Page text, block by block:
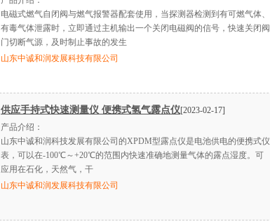
电磁式燃气自闭阀与燃气报警器配套使用，当探测器检测到有可燃气体、
有毒气体泄露时，立即通过主机输出一个关闭电磁阀的信号，快速关闭阀
门切断气源，及时制止事故的发生
山东中诚和润发展科技有限公司
供应手持式快速测量仪 便携式氢气露点仪[2023-02-17]
产品介绍：
山东中诚和润科技发展有限公司的XPDM型露点仪是电池供电的便携式仪
表，可以在-100℃～+20℃的范围内快速准确地测量气体的露点湿度。可
应用在石化，天然气，干
山东中诚和润发展科技有限公司